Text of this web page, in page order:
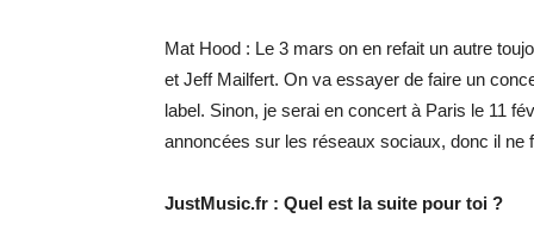
Mat Hood : Le 3 mars on en refait un autre
et Jeff Mailfert. On va essayer de faire un
label. Sinon, je serai en concert à Paris le 11
annoncées sur les réseaux sociaux, donc il ne
JustMusic.fr : Quel est la suite pour toi ?